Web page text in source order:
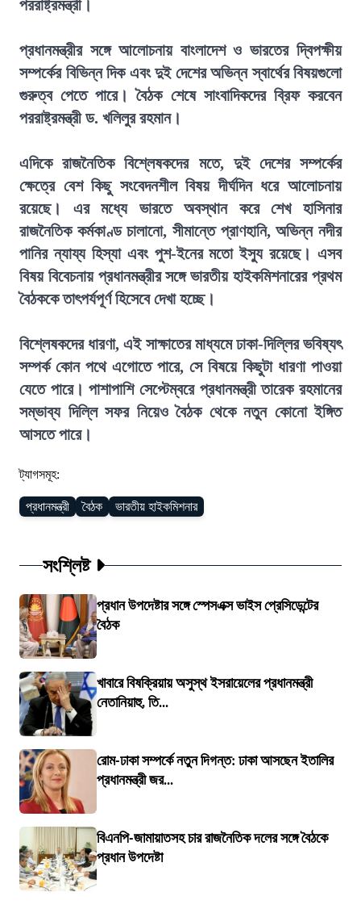
পররাষ্ট্রমন্ত্রী।
প্রধানমন্ত্রীর সঙ্গে আলোচনায় বাংলাদেশ ও ভারতের দ্বিপক্ষীয়
সম্পর্কের বিভিন্ন দিক এবং দুই দেশের অভিন্ন স্বার্থের বিষয়গুলো
গুরুত্ব পেতে পারে। বৈঠক শেষে সাংবাদিকদের ব্রিফ করবেন
পররাষ্ট্রমন্ত্রী ড. খলিলুর রহমান।
এদিকে রাজনৈতিক বিশ্লেষকদের মতে, দুই দেশের সম্পর্কের
ক্ষেত্রে বেশ কিছু সংবেদনশীল বিষয় দীর্ঘদিন ধরে আলোচনায়
রয়েছে। এর মধ্যে ভারতে অবস্থান করে শেখ হাসিনার
রাজনৈতিক কর্মকাণ্ড চালানো, সীমান্তে প্রাণহানি, অভিন্ন নদীর
পানির ন্যায্য হিস্যা এবং পুশ-ইনের মতো ইস্যু রয়েছে। এসব
বিষয় বিবেচনায় প্রধানমন্ত্রীর সঙ্গে ভারতীয় হাইকমিশনারের প্রথম
বৈঠককে তাৎপর্যপূর্ণ হিসেবে দেখা হচ্ছে।
বিশ্লেষকদের ধারণা, এই সাক্ষাতের মাধ্যমে ঢাকা-দিল্লির ভবিষ্যৎ
সম্পর্ক কোন পথে এগোতে পারে, সে বিষয়ে কিছুটা ধারণা পাওয়া
যেতে পারে। পাশাপাশি সেপ্টেম্বরে প্রধানমন্ত্রী তারেক রহমানের
সম্ভাব্য দিল্লি সফর নিয়েও বৈঠক থেকে নতুন কোনো ইঙ্গিত
আসতে পারে।
ট্যাগসমূহ:
প্রধানমন্ত্রী বৈঠক ভারতীয় হাইকমিশনার
সংশ্লিষ্ট
প্রধান উপদেষ্টার সঙ্গে স্পেসএক্স ভাইস প্রেসিডেন্টের
বৈঠক
খাবারে বিষক্রিয়ায় অসুস্থ ইসরায়েলের প্রধানমন্ত্রী
নেতানিয়াহু, তি...
রোম-ঢাকা সম্পর্কে নতুন দিগন্ত: ঢাকা আসছেন ইতালির
প্রধানমন্ত্রী জর...
বিএনপি-জামায়াতসহ চার রাজনৈতিক দলের সঙ্গে বৈঠকে
প্রধান উপদেষ্টা